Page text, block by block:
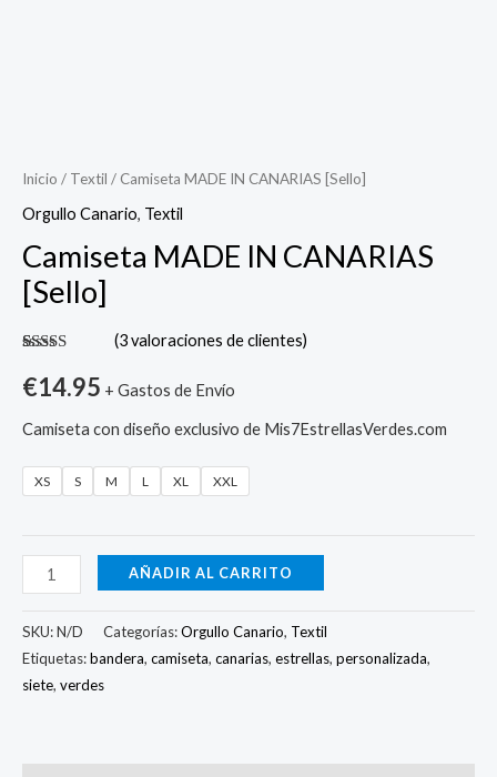
Inicio / Textil / Camiseta MADE IN CANARIAS [Sello]
Orgullo Canario, Textil
Camiseta MADE IN CANARIAS
[Sello]
con 5.00de
5 en base a
de clientes
(3valoraciones de clientes)
€14.95 + Gastos de Envío
Camiseta con diseño exclusivo de Mis7EstrellasVerdes.com
XS S M L XL XXL
IN
CANARIAS
cantidad
AÑADIR AL CARRITO
SKU:N/D Categorías:Orgullo Canario, Textil
Etiquetas:bandera, camiseta, canarias, estrellas, personalizada,
siete, verdes